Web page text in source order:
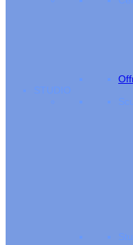
STUDIO